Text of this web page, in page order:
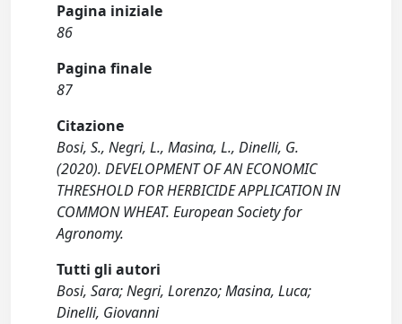
Pagina iniziale
86
Pagina finale
87
Citazione
Bosi, S., Negri, L., Masina, L., Dinelli, G.
(2020). DEVELOPMENT OF AN ECONOMIC
THRESHOLD FOR HERBICIDE APPLICATION IN
COMMON WHEAT. European Society for
Agronomy.
Tutti gli autori
Bosi, Sara; Negri, Lorenzo; Masina, Luca;
Dinelli, Giovanni